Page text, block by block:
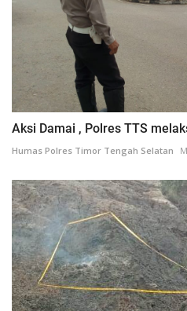
Aksi Damai , Polres TTS
Humas Polres Timor Tengah Selatan